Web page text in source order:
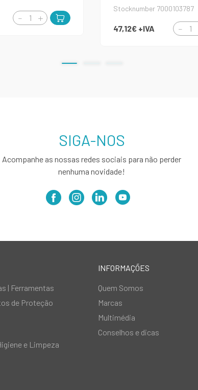
Stocknumber 7000103787
47,12€ +IVA
SIGA-NOS
Acompanhe as nossas redes sociais para não perder
nenhuma novidade!
| Ferramentas
de Proteção
e Limpeza
INFORMAÇÕES
Quem Somos
Marcas
Multimédia
Conselhos e dicas